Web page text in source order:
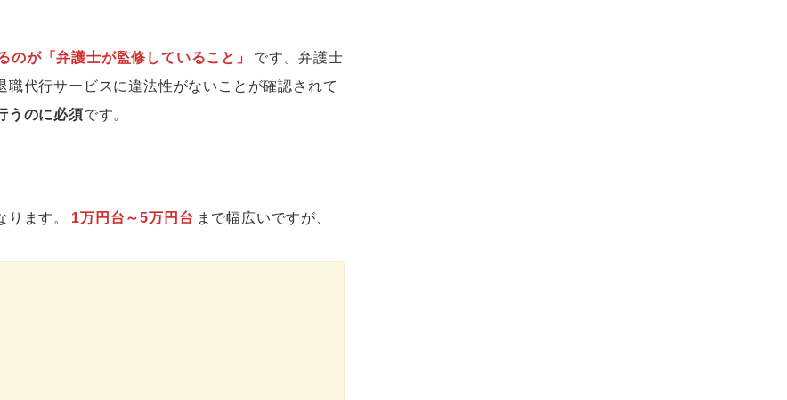
のが「弁護士が監修していること」
です。弁護士
代行サービスに違法性がないことが確認されて
うのに必須です。
ます。 1万円台～5万円台 まで幅広いですが、